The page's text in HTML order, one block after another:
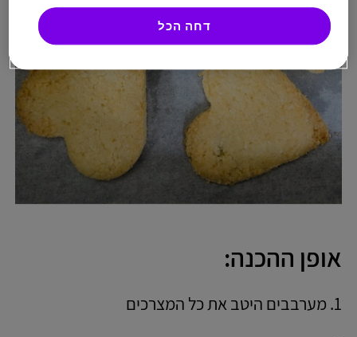
אופן ההכנה:
1. מערבבים היטב את כל המצרכים
דחה הכל